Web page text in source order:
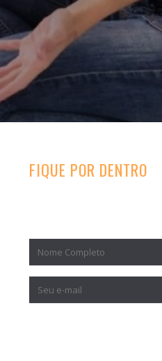
FIQUE POR DENTRO